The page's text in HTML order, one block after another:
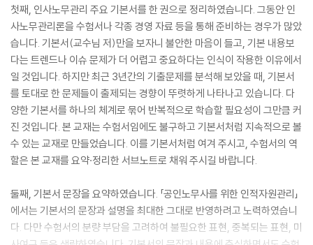
첫째, 인사노무관리 주요 기본서를 한 권으로 정리하였습니다. 그동안 인
사노무관리론을 수험서나 각종 경영 자료 등을 통해 준비하는 경우가 많았
습니다. 기본서(교수님 저)만을 보자니 불안한 마음이 들고, 기본 내용보
다는 트렌드나 이슈 문제가 더 어렵고 중요하다는 인식이 작용한 이유에서
일 것입니다. 하지만 최근 3년간의 기출문제를 분석해 보았을 때, 기본서
를 토대로 한 문제들이 출제되는 경향이 뚜렷하게 나타나고 있습니다. 다
양한 기본서를 하나의 체계로 묶어 반복적으로 학습할 필요성이 그만큼 커
진 것입니다. 본 교재는 수험서임에도 불구하고 기본서처럼 지속적으로 볼
수 있는 교재로 만들었습니다. 이를 기본서처럼 여겨 주시고, 수험서의 역
할은 본 교재를 요약·정리한 서브노트로 채워 주시길 바랍니다.
둘째, 기본서 문장을 요약하였습니다. 「공인노무사를 위한 인적자원관리」
에서는 기본서의 문장과 설명을 최대한 그대로 반영하려고 노력하였습니
다. 다만 수험서의 분량 부담을 고려하여 불필요한 표현, 중복되는 표현, 미